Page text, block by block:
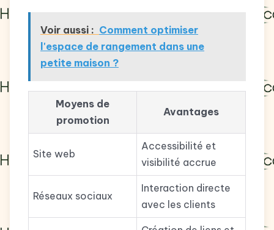
Voir aussi : Comment optimiser
l'espace de rangement dans une
petite maison ?
Moyens de
promotion
Avantages
Site web
Accessibilité et
visibilité accrue
Réseaux sociaux
Interaction directe
avec les clients